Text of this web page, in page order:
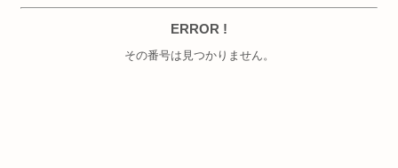
ERROR !
その番号は見つかりません。